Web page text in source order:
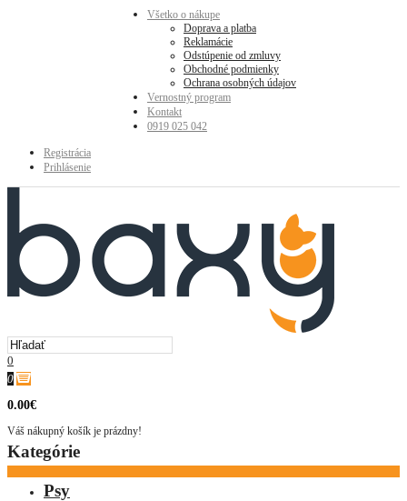
Všetko o nákupe
Doprava a platba
Reklamácie
Odstúpenie od zmluvy
Obchodné podmienky
Ochrana osobných údajov
Vernostný program
Kontakt
0919 025 042
Registrácia
Prihlásenie
0
0
0.00€
Váš nákupný košík je prázdny!
Kategórie
Psy